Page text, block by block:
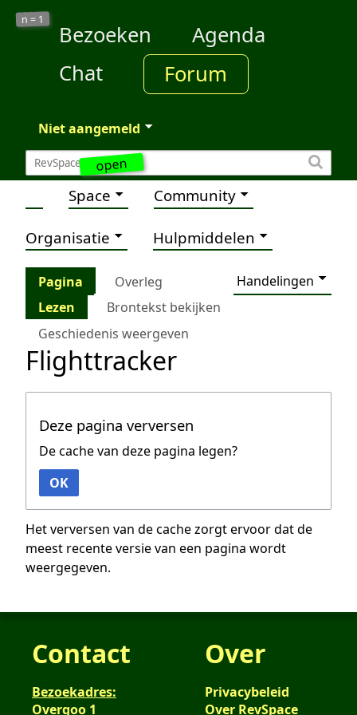
open
n = 1
Bezoeken
Agenda
Chat
Forum
Niet aangemeld
Space Community
Organisatie Hulpmiddelen
Pagina Overleg
Handelingen
Lezen
Brontekst bekijken
Geschiedenis weergeven
Flighttracker
Deze pagina verversen
De cache van deze pagina legen?
OK
Het verversen van de cache zorgt ervoor dat de
meest recente versie van een pagina wordt
weergegeven.
Contact
Bezoekadres:
Overgoo 1
Over
Privacybeleid
Over RevSpace